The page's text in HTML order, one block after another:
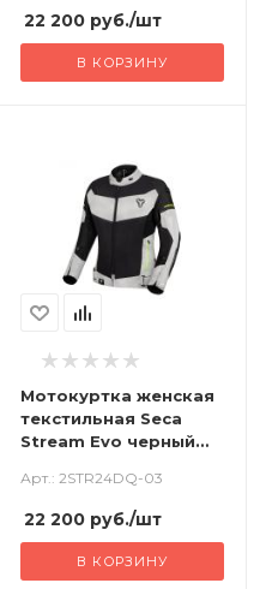
22 200руб./шт
В КОРЗИНУ
Мотокуртка женская
текстильная Seca
Stream Evo черный
Арт.: 2STR24DQ-03
22 200руб./шт
В КОРЗИНУ